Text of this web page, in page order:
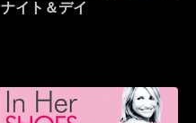
ナイト＆デイ